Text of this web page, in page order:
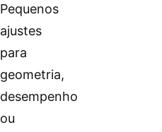
Pequenos
ajustes
para
geometria,
desempenho
ou